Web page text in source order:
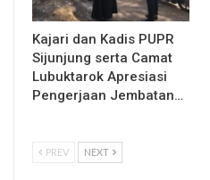
Kajari dan Kadis PUPR
Sijunjung serta Camat
Lubuktarok Apresiasi
Pengerjaan Jembatan…
PREV NEXT